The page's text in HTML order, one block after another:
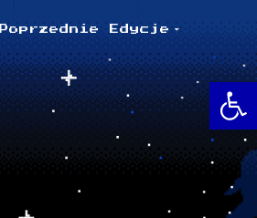
Poprzednie Edycje